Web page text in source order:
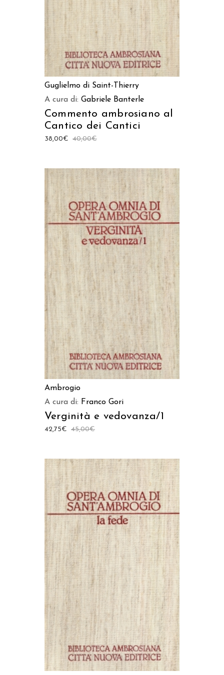
Guglielmo di Saint-Thierry
A cura di: Gabriele Banterle
Commento ambrosiano al
Cantico dei Cantici
40,00€
38,00€
AGGIUNGI AL CARRELLO
Ambrogio
A cura di: Franco Gori
Verginità e vedovanza/1
45,00€
42,75€
AGGIUNGI AL CARRELLO